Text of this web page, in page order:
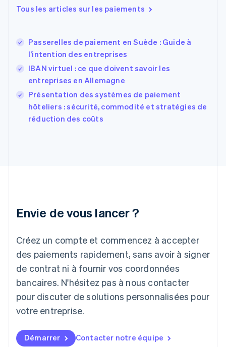
Tous les articles sur les paiements
Passerelles de paiement en Suède : Guide à
l’intention des entreprises
IBAN virtuel : ce que doivent savoir les
entreprises en Allemagne
Présentation des systèmes de paiement
hôteliers : sécurité, commodité et stratégies de
réduction des coûts
Envie de vous lancer ?
Créez un compte et commencez à accepter
des paiements rapidement, sans avoir à signer
de contrat ni à fournir vos coordonnées
bancaires. N'hésitez pas à nous contacter
pour discuter de solutions personnalisées pour
votre entreprise.
Démarrer Contacter notre équipe
Estonie
EnglishEspañol 简体中文
Finlande
English Svenska
FrançaisEnglish
Gibraltar
English
Grèce
Japon
Lettonie
English
Liechtenstein
DeutschEnglish
Lituanie
Luxembourg
FrançaisDeutschEnglish
English简体中文
Malte